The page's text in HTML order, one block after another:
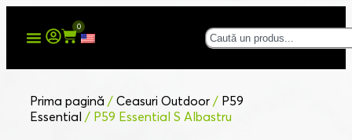
0
Prima pagină / Ceasuri Outdoor / P59
Essential / P59 Essential S Albastru